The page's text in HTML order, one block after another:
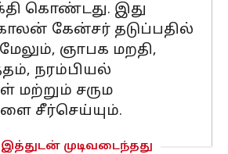
கொண்டது. இது
கேன்சர் தடுப்பதில்
மேலும், ஞாபக மறதி,
நரம்பியல்
மற்றும் சரும
சீர்செய்யும்.
முடிவடைந்தது